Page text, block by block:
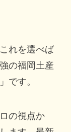
れを選べば
の福岡土産
です。
の視点か